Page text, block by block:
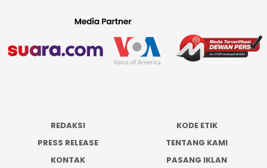
REDAKSI
KODE ETIK
PRESS RELEASE
TENTANG KAMI
KONTAK
PASANG IKLAN